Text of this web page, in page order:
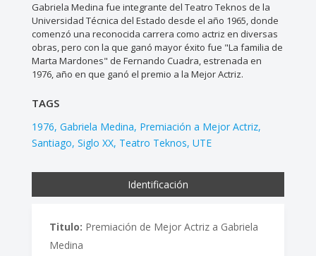
Gabriela Medina fue integrante del Teatro Teknos de la
Universidad Técnica del Estado desde el año 1965, donde
comenzó una reconocida carrera como actriz en diversas
obras, pero con la que ganó mayor éxito fue "La familia de
Marta Mardones" de Fernando Cuadra, estrenada en
1976, año en que ganó el premio a la Mejor Actriz.
TAGS
1976 Gabriela Medina Premiación a Mejor Actriz
Santiago Siglo XX Teatro Teknos UTE
Identificación
Titulo: Premiación de Mejor Actriz a Gabriela
Medina